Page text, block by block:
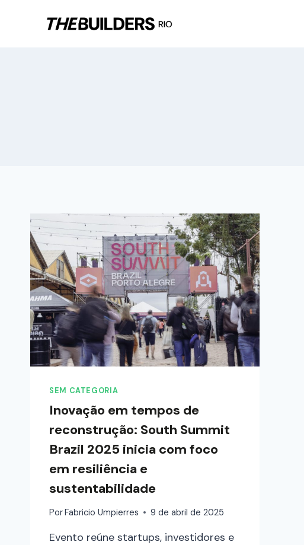
SEM CATEGORIA
Inovação em tempos de
reconstrução: South Summit
Brazil 2025 inicia com foco
em resiliência e
sustentabilidade
PorFabricio Umpierres 9 de abril de 2025
Evento reúne startups, investidores e